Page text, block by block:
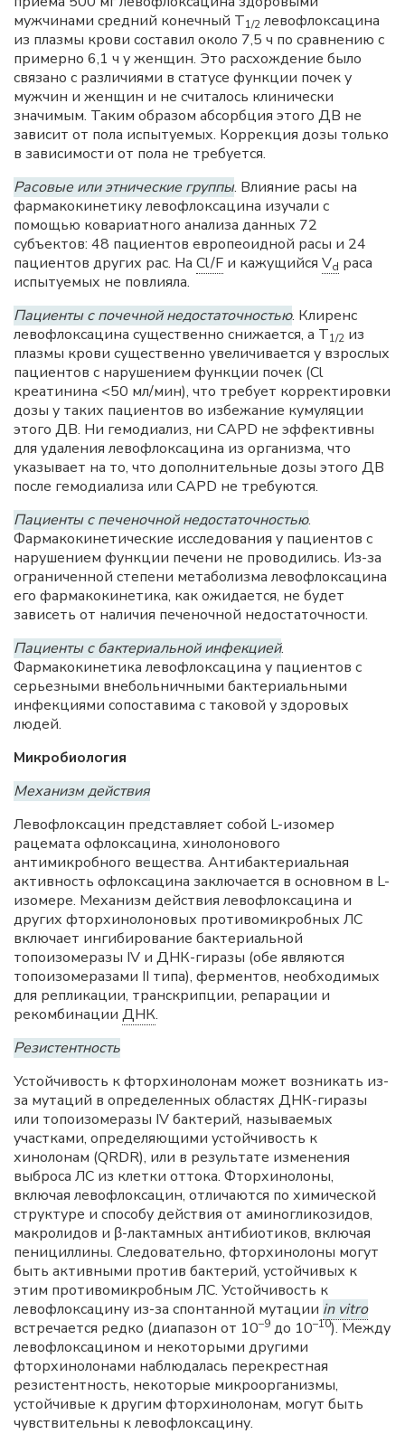
мужчинами средний конечный Т1/2 левофлоксацина
из плазмы крови составил около 7,5 ч по сравнению с
примерно 6,1 ч у женщин. Это расхождение было
связано с различиями в статусе функции почек у
мужчин и женщин и не считалось клинически
значимым. Таким образом абсорбция этого ДВ не
зависит от пола испытуемых. Коррекция дозы только
в зависимости от пола не требуется.
Расовые или этнические группы. Влияние расы на
фармакокинетику левофлоксацина изучали с
помощью ковариатного анализа данных 72
субъектов: 48 пациентов европеоидной расы и 24
пациентов других рас. На Cl/F и кажущийся Vd раса
испытуемых не повлияла.
Пациенты с почечной недостаточностью. Клиренс
левофлоксацина существенно снижается, а Т1/2 из
плазмы крови существенно увеличивается у взрослых
пациентов с нарушением функции почек (Cl
креатинина <50 мл/мин), что требует корректировки
дозы у таких пациентов во избежание кумуляции
этого ДВ. Ни гемодиализ, ни CAPD не эффективны
для удаления левофлоксацина из организма, что
указывает на то, что дополнительные дозы этого ДВ
после гемодиализа или CAPD не требуются.
Пациенты с печеночной недостаточностью.
Фармакокинетические исследования у пациентов с
нарушением функции печени не проводились. Из-за
ограниченной степени метаболизма левофлоксацина
его фармакокинетика, как ожидается, не будет
зависеть от наличия печеночной недостаточности.
Пациенты с бактериальной инфекцией.
Фармакокинетика левофлоксацина у пациентов с
серьезными внебольничными бактериальными
инфекциями сопоставима с таковой у здоровых
людей.
Микробиология
Механизм действия
Левофлоксацин представляет собой L-изомер
рацемата офлоксацина, хинолонового
антимикробного вещества. Антибактериальная
активность офлоксацина заключается в основном в L-
изомере. Механизм действия левофлоксацина и
других фторхинолоновых противомикробных ЛС
включает ингибирование бактериальной
топоизомеразы IV и ДНК-гиразы (обе являются
топоизомеразами II типа), ферментов, необходимых
для репликации, транскрипции, репарации и
рекомбинации ДНК.
Резистентность
Устойчивость к фторхинолонам может возникать из-
за мутаций в определенных областях ДНК-гиразы
или топоизомеразы IV бактерий, называемых
участками, определяющими устойчивость к
хинолонам (QRDR), или в результате изменения
выброса ЛС из клетки оттока. Фторхинолоны,
включая левофлоксацин, отличаются по химической
структуре и способу действия от аминогликозидов,
макролидов и β-лактамных антибиотиков, включая
пенициллины. Следовательно, фторхинолоны могут
быть активными против бактерий, устойчивых к
этим противомикробным ЛС. Устойчивость к
левофлоксацину из-за спонтанной мутации in vitro
встречается редко (диапазон от 10–9 до 10–10). Между
левофлоксацином и некоторыми другими
фторхинолонами наблюдалась перекрестная
резистентность, некоторые микроорганизмы,
устойчивые к другим фторхинолонам, могут быть
чувствительны к левофлоксацину.